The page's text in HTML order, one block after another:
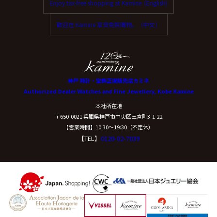
Enjoy tax-free shopping at Kamine. (English)
歡迎在 Kamine 享受免稅購物。（中文）
神戸 時計・宝飾正規販売店カミネ
Authorized Dealer Watches and Fine Jewellery, Kobe Kamine
本社所在地
〒650-0021 兵庫県神戸市中央区三宮町3-1-22
【営業時間】10:30〜19:30（不定休）
【TEL】 0120-02-7039